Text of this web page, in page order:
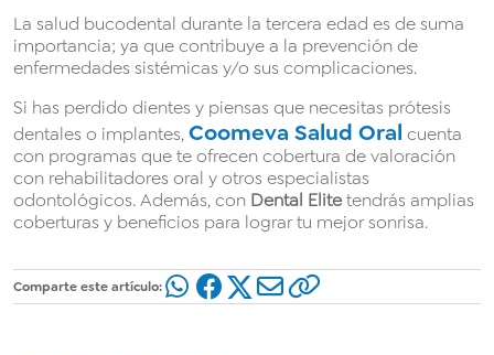
La salud bucodental durante la tercera edad es de suma
importancia; ya que contribuye a la prevención de
enfermedades sistémicas y/o sus complicaciones.
Si has perdido dientes y piensas que necesitas prótesis
dentales o implantes,Coomeva Salud Oral cuenta
con programas que te ofrecen cobertura de valoración
con rehabilitadores oral y otros especialistas
odontológicos. Además, con Dental Elitetendrás amplias
coberturas y beneficios para lograr tu mejor sonrisa.
Comparte este artículo: